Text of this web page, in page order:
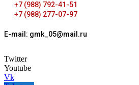
+7 (988) 792-41-51
+7 (988) 277-07-97
E-mail: gmk_05@mail.ru
Twitter
Youtube
Vk